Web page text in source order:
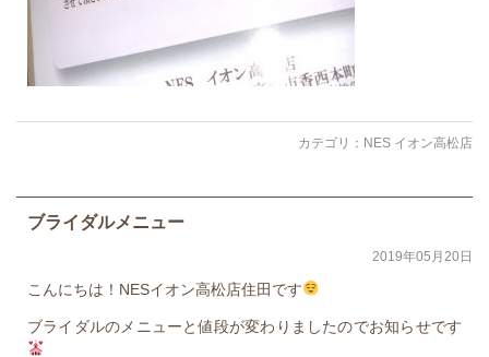
カテゴリ： NES イオン高松店
ブライダルメニュー
2019年05月20日
こんにちは！NESイオン高松店住田です
ブライダルのメニューと値段が変わりましたのでお知らせです